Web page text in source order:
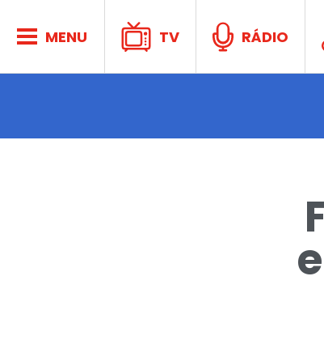
no
MENU TV RÁDIO